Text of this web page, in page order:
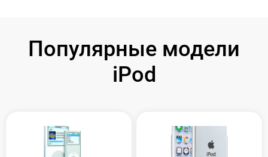
Популярные модели
iPod